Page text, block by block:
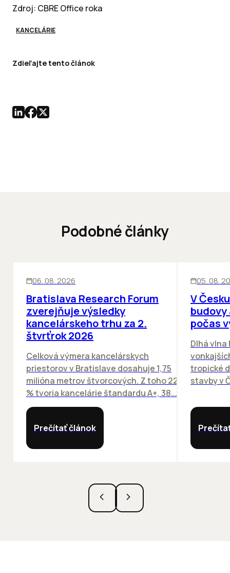
Zdroj: CBRE Office roka
KANCELÁRIE
Zdieľajte tento článok
Podobné články
06. 08. 2026
Bratislava Research Forum
zverejňuje výsledky
kancelárskeho trhu za 2.
štvrťrok 2026
Celková výmera kancelárskych
priestorov v Bratislave dosahuje 1,75
milióna metrov štvorcových. Z toho 22
% tvoria kancelárie štandardu A+, 38...
Prečítať článok
05. 08.
V
počas
Dlhá
tropické
stavby v